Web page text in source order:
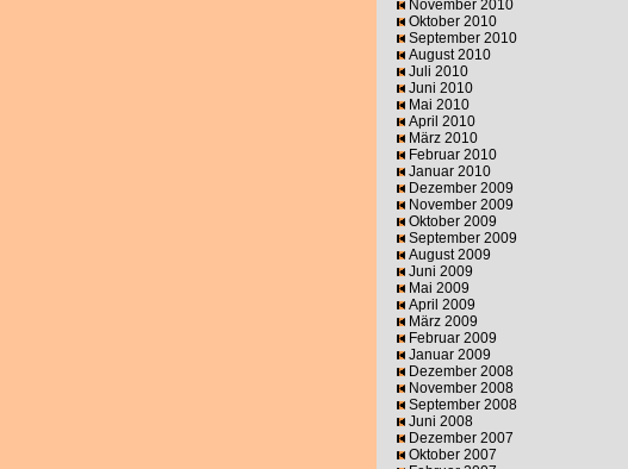
November 2010
Oktober 2010
September 2010
August 2010
Juli 2010
Juni 2010
Mai 2010
April 2010
März 2010
Februar 2010
Januar 2010
Dezember 2009
November 2009
Oktober 2009
September 2009
August 2009
Juni 2009
Mai 2009
April 2009
März 2009
Februar 2009
Januar 2009
Dezember 2008
November 2008
September 2008
Juni 2008
Dezember 2007
Oktober 2007